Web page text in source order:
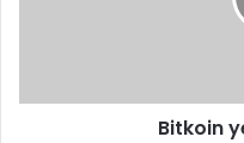
Bitkoin